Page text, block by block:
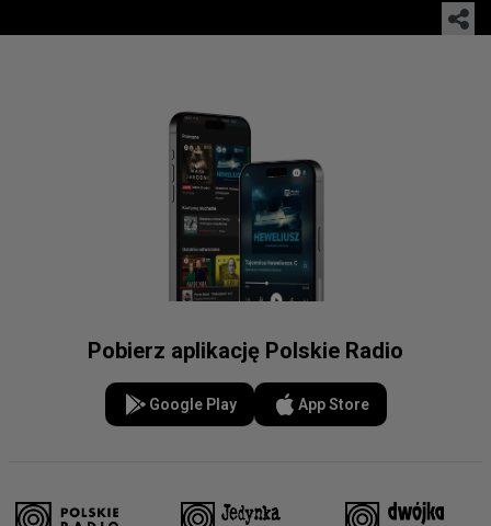
Pobierz aplikację Polskie Radio
Google Play App Store